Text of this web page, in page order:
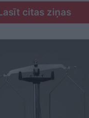
citas ziņas